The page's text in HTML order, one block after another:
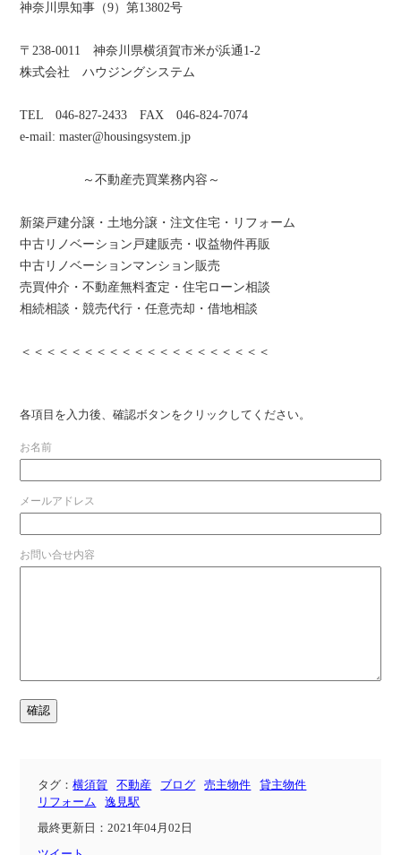
神奈川県知事（9）第13802号
〒238-0011 神奈川県横須賀市米が浜通1-2
株式会社 ハウジングシステム
TEL 046-827-2433 FAX 046-824-7074
e-mail: master@housingsystem.jp
～不動産売買業務内容～
新築戸建分譲・土地分譲・注文住宅・リフォーム
中古リノベーション戸建販売・収益物件再販
中古リノベーションマンション販売
売買仲介・不動産無料査定・住宅ローン相談
相続相談・競売代行・任意売却・借地相談
＜＜＜＜＜＜＜＜＜＜＜＜＜＜＜＜＜＜＜＜
各項目を入力後、確認ボタンをクリックしてください。
お名前
メールアドレス
お問い合せ内容
タグ：横須賀 不動産 ブログ 売主物件
貸主物件
リフォーム
逸見駅
最終更新日：2021年04月02日